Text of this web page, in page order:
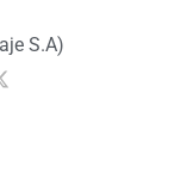
S.A)